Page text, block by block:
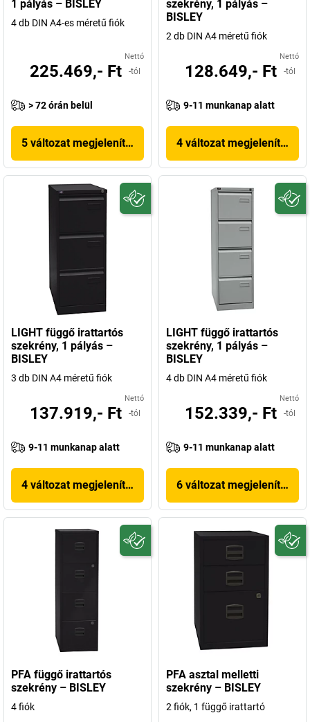
1 pályás – BISLEY
4 db DIN A4-es méretű fiók
Nettó
225.469,- Ft -tól
> 72 órán belül
5 változat megjelenítése
szekrény, 1 pályás –
BISLEY
2 db DIN A4 méretű fiók
Nettó
128.649,- Ft -tól
9-11 munkanap alatt
4 változat megjelenítése
LIGHT függő irattartós
szekrény, 1 pályás –
BISLEY
3 db DIN A4 méretű fiók
Nettó
137.919,- Ft -tól
9-11 munkanap alatt
4 változat megjelenítése
LIGHT függő irattartós
szekrény, 1 pályás –
BISLEY
4 db DIN A4 méretű fiók
Nettó
152.339,- Ft -tól
9-11 munkanap alatt
6 változat megjelenítése
PFA függő irattartós
szekrény – BISLEY
4 fiók
PFA asztal melletti
szekrény – BISLEY
2 fiók, 1 függő irattartó